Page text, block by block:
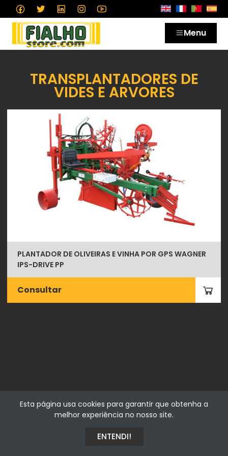
Menu
TRANSPLANTADORES DE
VIDES E ARVORES
PLANTADOR DE OLIVEIRAS E VINHA POR GPS WAGNER
IPS-DRIVE PP
Consultar
Fialhostore
Fialho & Irmão,Lda. | Horta de Barreiros 7005-208 Évora -
Esta página usa cookies para garantir que obtenha a
melhor experiência no nosso site.
ENTENDI!